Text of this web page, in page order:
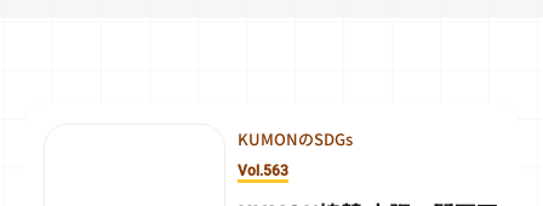
KUMONのSDGs
Vol.563